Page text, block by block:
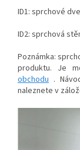
ID1: sprchové
ID2: sprchová
Poznámka:
produktu. Je
obchodu .
naleznete v